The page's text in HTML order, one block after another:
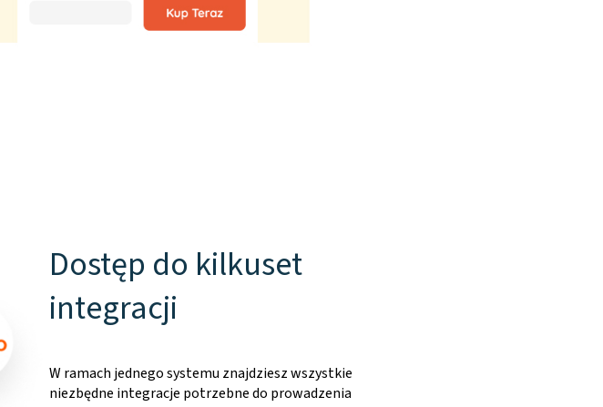
Dostęp do kilkuset
integracji
W ramach jednego systemu znajdziesz wszystkie
niezbędne integracje potrzebne do prowadzenia